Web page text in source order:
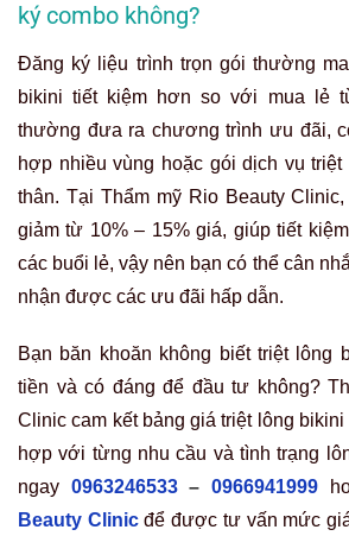
ký combo không?
Đăng ký liệu trình trọn gói thường
bikini tiết kiệm hơn so với mua lẻ
thường đưa ra chương trình ưu đãi,
hợp nhiều vùng hoặc gói dịch vụ
thân. Tại Thẩm mỹ Rio Beauty
giảm từ 10% – 15% giá, giúp tiết
các buổi lẻ, vậy nên bạn có thể cân
nhận được các ưu đãi hấp dẫn.
Bạn băn khoăn không biết triệt lông
tiền và có đáng để đầu tư không?
Clinic cam kết bảng giá triệt lông
hợp với từng nhu cầu và tình trạng
ngay 0963246533–0966941999
Beauty Clinicđể được tư vấn mức